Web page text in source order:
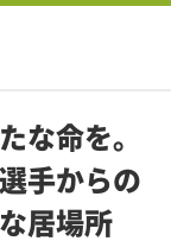
な命を。
手からの
居場所